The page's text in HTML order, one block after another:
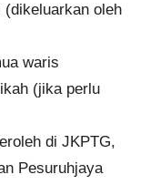
oleh
waris
(jika perlu
di JKPTG,
Pesuruhjaya